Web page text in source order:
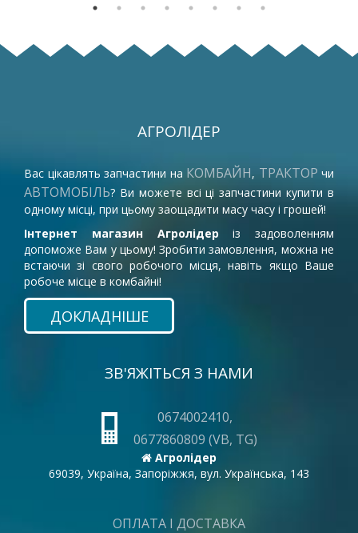
АГРОЛІДЕР
Вас цікавлять запчастини на КОМБАЙН, ТРАКТОР чи
АВТОМОБІЛЬ? Ви можете всі ці запчастини купити в
одному місці, при цьому заощадити масу часу і грошей!
Інтернет магазин Агролідер із задоволенням
допоможе Вам у цьому! Зробити замовлення, можна не
встаючи зі свого робочого місця, навіть якщо Ваше
робоче місце в комбайні!
ДОКЛАДНІШЕ
ЗВ'ЯЖІТЬСЯ З НАМИ
0674002410,
0677860809 (VB, TG)
Агролідер
69039, Україна, Запоріжжя, вул. Українська, 143
ОПЛАТА І ДОСТАВКА